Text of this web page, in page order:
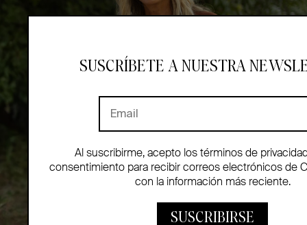
SUSCRÍBETE A NUESTRA
Al suscribirme, acepto los términos de
consentimiento para recibir correos electrónicos de
con la información más reciente.
SUSCRIBIRSE